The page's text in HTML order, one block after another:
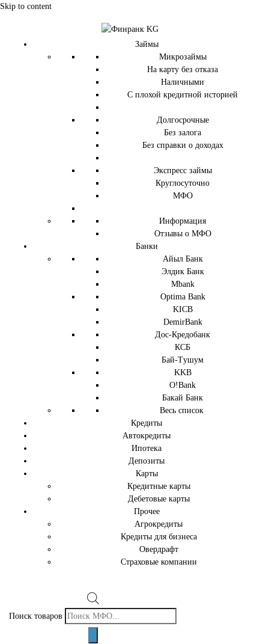
Skip to content
Займы
Микрозаймы
На карту без отказа
Наличными
С плохой кредитной историей
Долгосрочные
Без залога
Без справки о доходах
Экспресс займы
Круглосуточно
МФО
Информация
Отзывы о МФО
Банки
Айыл Банк
Элдик Банк
Mbank
Optima Bank
KICB
DemirBank
Дос-Кредобанк
КСБ
Бай-Tушум
KKB
O!Bank
Бакай Банк
Весь список
Кредиты
Автокредиты
Ипотека
Депозиты
Карты
Кредитные карты
Дебетовые карты
Прочее
Агрокредиты
Кредиты для бизнеса
Овердрафт
Страховые компании
Поиск товаров